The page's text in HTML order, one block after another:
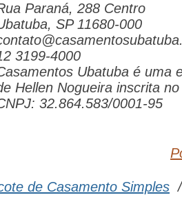
Paraná, 288 Centro
SP 11680-000
3199-4000
Ubatuba é uma
Hellen Nogueira inscrita no
32.864.583/0001-95
de Casamento Simples /